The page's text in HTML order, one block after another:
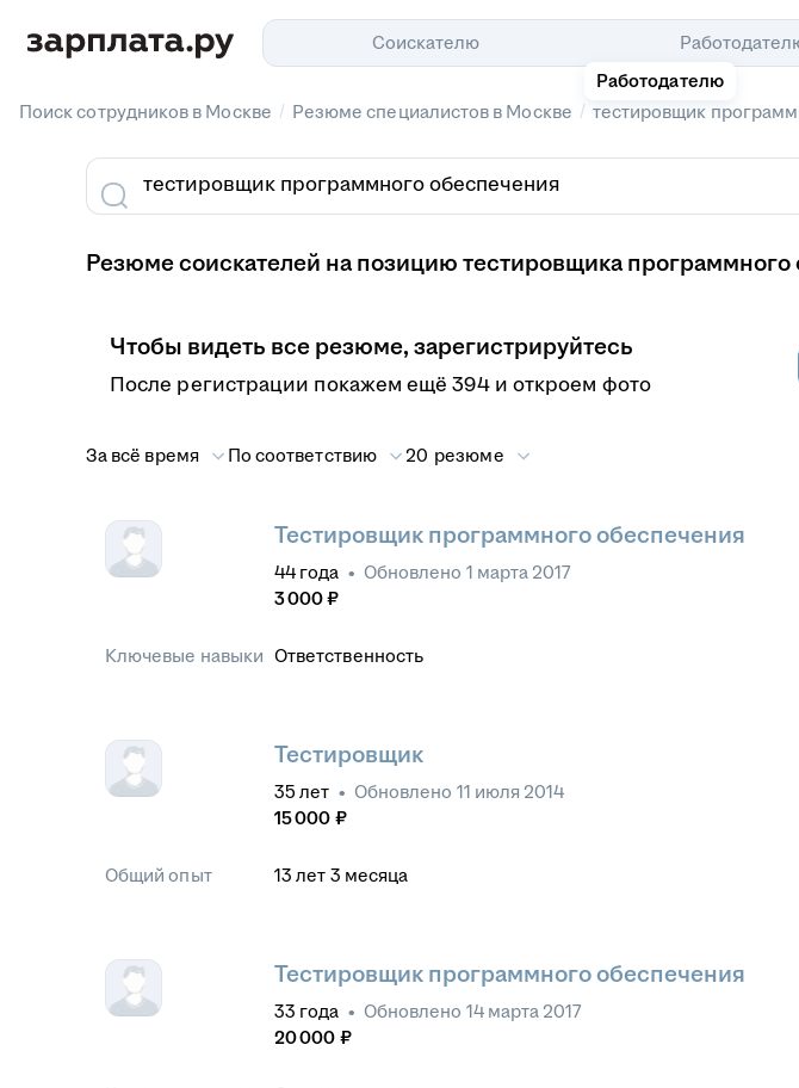
Соискателю
Работодателю
Поиск сотрудников в Москве / Резюме специалистов в Москве / тестировщик
Резюме соискателей на позицию тестировщика
Чтобы видеть все резюме, зарегистрируйтесь
После регистрации покажем ещё 394 и откроем фото
За всё время По соответствию 20 резюме
Тестировщик программного обеспечения
44 года • Обновлено 1 марта 2017
3 000 ₽
Ключевые навыки Ответственность
Тестировщик
35 лет • Обновлено 11 июля 2014
15 000 ₽
Общий опыт 13 лет 3 месяца
Тестировщик программного обеспечения
33 года • Обновлено 14 марта 2017
20 000 ₽